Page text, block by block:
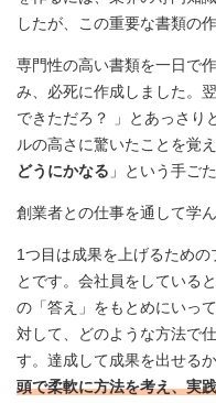
したが、この重要な書類の
専門性の高い書類を一日で
み、必死に作成しました。
できただろ？ 」とあっさり
ルの高さに驚いたことを覚
どうにかなる 」という手ご
創業者との仕事を通して学
1つ目は成果を上げるため
とです。会社員をしている
の「答え」をもとめにいっ
対して、どのような方法で
す。達成して成果を出せるか
頭で柔軟に方法を考え、実